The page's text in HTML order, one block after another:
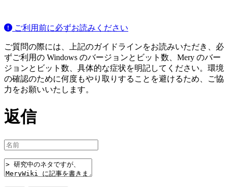
ご利用前に必ずお読みください
ご質問の際には、上記のガイドラインをお読みいただき、必
ずご利用の Windows のバージョンとビット数、Mery のバー
ジョンとビット数、具体的な症状を明記してください。環境
の確認のために何度もやり取りすることを避けるため、ご協
力をお願いいたします。
返信